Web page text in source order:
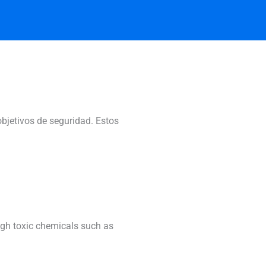
de seguridad. Estos
toxic chemicals such as